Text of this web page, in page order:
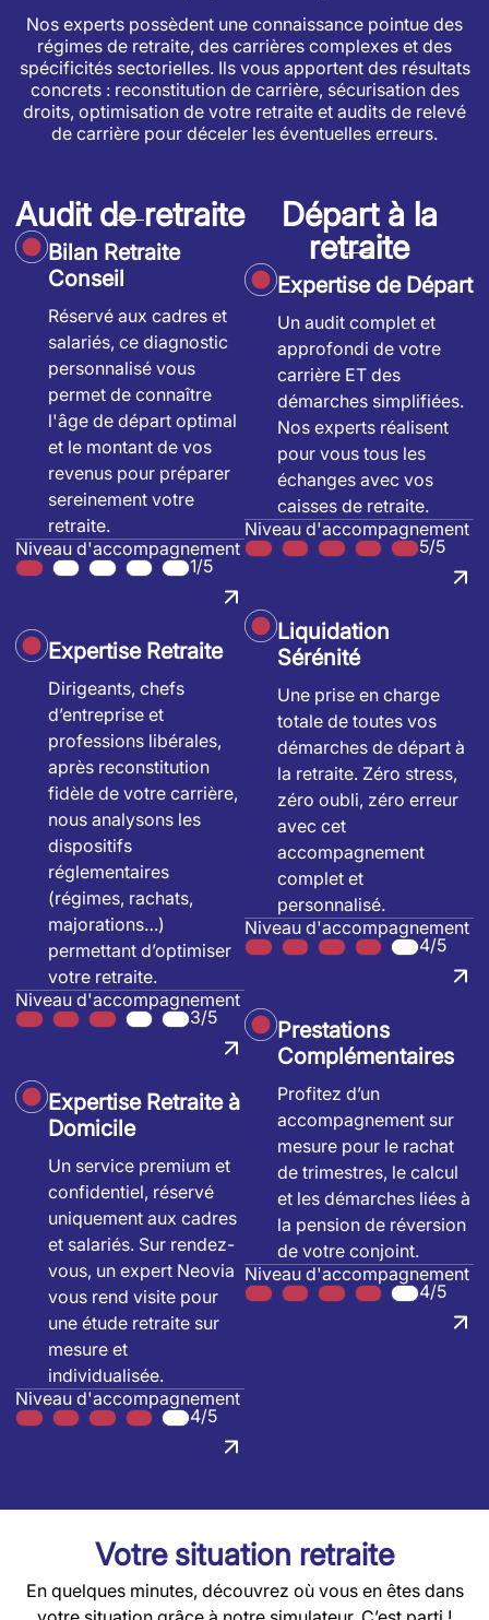
Nos experts possèdent une connaissance pointue des
régimes de retraite, des carrières complexes et des
spécificités sectorielles. Ils vous apportent des résultats
concrets : reconstitution de carrière, sécurisation des
droits, optimisation de votre retraite et audits de relevé
de carrière pour déceler les éventuelles erreurs.
Audit de retraite
Bilan Retraite
Conseil
Réservé aux cadres et
salariés, ce diagnostic
personnalisé vous
permet de connaître
l'âge de départ optimal
et le montant de vos
revenus pour préparer
sereinement votre
retraite.
Niveau d'accompagnement
1/5
Expertise Retraite
Dirigeants, chefs
d’entreprise et
professions libérales,
après reconstitution
fidèle de votre carrière,
nous analysons les
dispositifs
réglementaires
(régimes, rachats,
majorations…)
permettant d’optimiser
votre retraite.
Niveau d'accompagnement
3/5
Expertise Retraite à
Domicile
Un service premium et
confidentiel, réservé
uniquement aux cadres
et salariés. Sur rendez-
vous, un expert Neovia
vous rend visite pour
une étude retraite sur
mesure et
individualisée.
Niveau d'accompagnement
4/5
Départ à la
retraite
Expertise de Départ
Un audit complet et
approfondi de votre
carrière ET des
démarches simplifiées.
Nos experts réalisent
pour vous tous les
échanges avec vos
caisses de retraite.
Niveau d'accompagnement
5/5
Liquidation
Sérénité
Une prise en charge
totale de toutes vos
démarches de départ à
la retraite. Zéro stress,
zéro oubli, zéro erreur
avec cet
accompagnement
complet et
personnalisé.
Niveau d'accompagnement
4/5
Prestations
Complémentaires
Profitez d’un
accompagnement sur
mesure pour le rachat
de trimestres, le calcul
et les démarches liées à
la pension de réversion
de votre conjoint.
Niveau d'accompagnement
4/5
Votre situation retraite
En quelques minutes, découvrez où vous en êtes dans